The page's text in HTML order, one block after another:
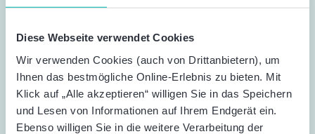
Diese Webseite verwendet Cookies
Wir verwenden Cookies (auch von Drittanbietern), um
Ihnen das bestmögliche Online-Erlebnis zu bieten. Mit
Klick auf „Alle akzeptieren“ willigen Sie in das Speichern
und Lesen von Informationen auf Ihrem Endgerät ein.
Ebenso willigen Sie in die weitere Verarbeitung der
Dokumente werden benötigt?
Welche Rolle spielt die
prüferische Durchsicht bei der
Einhaltung regulatorischer
Anforderungen?